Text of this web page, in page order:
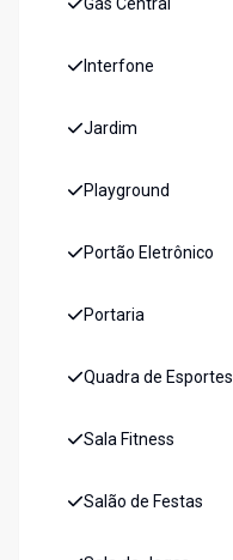
Gás Central
Interfone
Jardim
Playground
Portão Eletrônico
Portaria
Quadra de Esportes
Sala Fitness
Salão de Festas